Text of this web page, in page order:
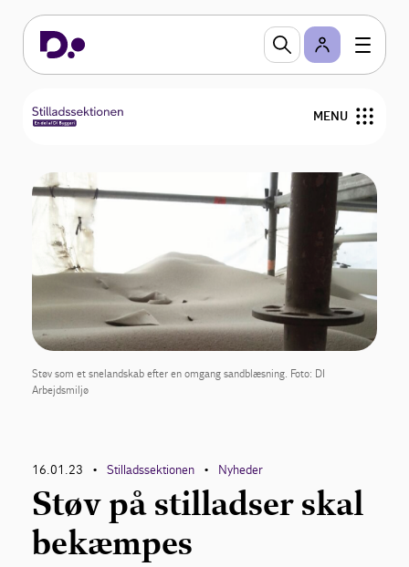
MENU
Forside
Vejledning og værktøjer
Uddannelse
Nyhedsbrev og nyheder
Støv som et snelandskab efter en omgang sandblæsning. Foto: DI
Arbejdsmiljø
16.01.23 • Stilladssektionen • Nyheder
Støv på stilladser skal
bekæmpes